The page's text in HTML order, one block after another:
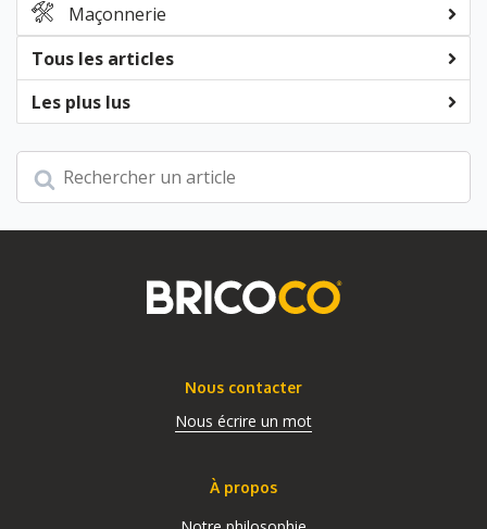
Maçonnerie
Tous les articles
Les plus lus
Nous contacter
Nous écrire un mot
À propos